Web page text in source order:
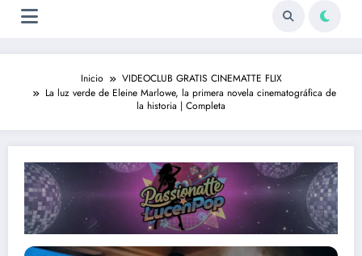
Inicio
VIDEOCLUB GRATIS CINEMATTE FLIX
La luz verde de Eleine Marlowe, la primera novela cinematográfica de
la historia | Completa